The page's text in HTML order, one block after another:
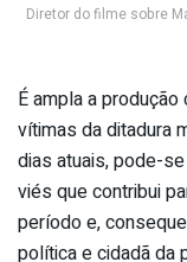
Diretor do filme sobre
É ampla a
vítimas da ditadura
dias atuais, pode-
viés que contribui
período e,
política e cidadã da